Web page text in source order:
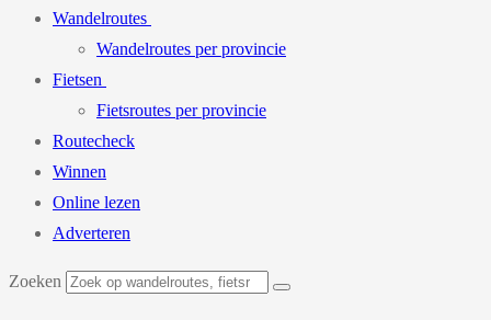
Wandelroutes
Wandelroutes per provincie
Fietsen
Fietsroutes per provincie
Routecheck
Winnen
Online lezen
Adverteren
Zoeken